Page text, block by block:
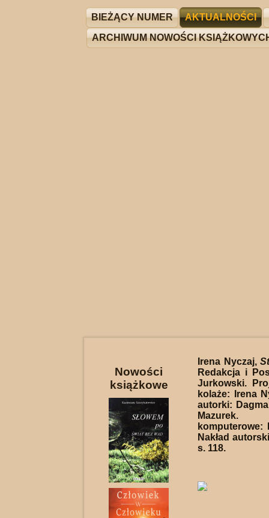
BIEŻĄCY NUMER AKTUALNOŚCI
ARCHIWUM NOWOŚCI
Nowości
książkowe
Irena Nyczaj,
Redakcja i
Jurkowski.
kolaże: Irena
autorki:
Mazurek.
komputerowe:
Nakład
s. 118.